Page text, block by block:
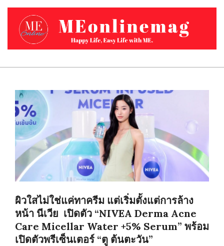
Skip
content
Primary
ผิวใสไม่ใช่แค่ทาครีม แต่เริ่มตั้งแต่การล้าง
หน้า นีเวีย เปิดตัว “NIVEA Derma Acne
Care Micellar Water +5% Serum” พร้อม
เปิดตัวพรีเซ็นเตอร์ “ตู ต้นตะวัน”